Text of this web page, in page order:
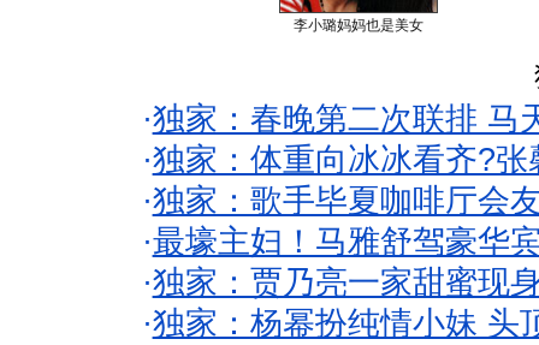
李小璐妈妈也是美女
·独家：春晚第二次联排 马
·独家：体重向冰冰看齐?
·独家：歌手毕夏咖啡厅会
·最壕主妇！马雅舒驾豪华
·独家：贾乃亮一家甜蜜现
·独家：杨幂扮纯情小妹 头